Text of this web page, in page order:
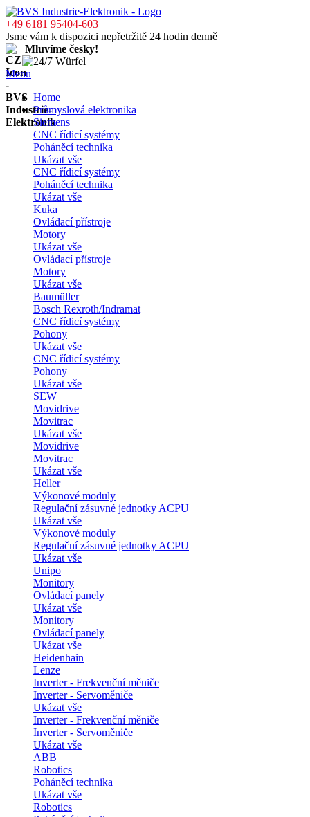
+49 6181 95404-603
Jsme vám k dispozici nepřetržitě 24 hodin denně
Mluvíme česky!
Menu
Home
Průmyslová elektronika
Siemens
CNC řídicí systémy
Poháněcí technika
Ukázat vše
CNC řídicí systémy
Poháněcí technika
Ukázat vše
Kuka
Ovládací přístroje
Motory
Ukázat vše
Ovládací přístroje
Motory
Ukázat vše
Baumüller
Bosch Rexroth/Indramat
CNC řídicí systémy
Pohony
Ukázat vše
CNC řídicí systémy
Pohony
Ukázat vše
SEW
Movidrive
Movitrac
Ukázat vše
Movidrive
Movitrac
Ukázat vše
Heller
Výkonové moduly
Regulační zásuvné jednotky ACPU
Ukázat vše
Výkonové moduly
Regulační zásuvné jednotky ACPU
Ukázat vše
Unipo
Monitory
Ovládací panely
Ukázat vše
Monitory
Ovládací panely
Ukázat vše
Heidenhain
Lenze
Inverter - Frekvenční měniče
Inverter - Servoměniče
Ukázat vše
Inverter - Frekvenční měniče
Inverter - Servoměniče
Ukázat vše
ABB
Robotics
Poháněcí technika
Ukázat vše
Robotics